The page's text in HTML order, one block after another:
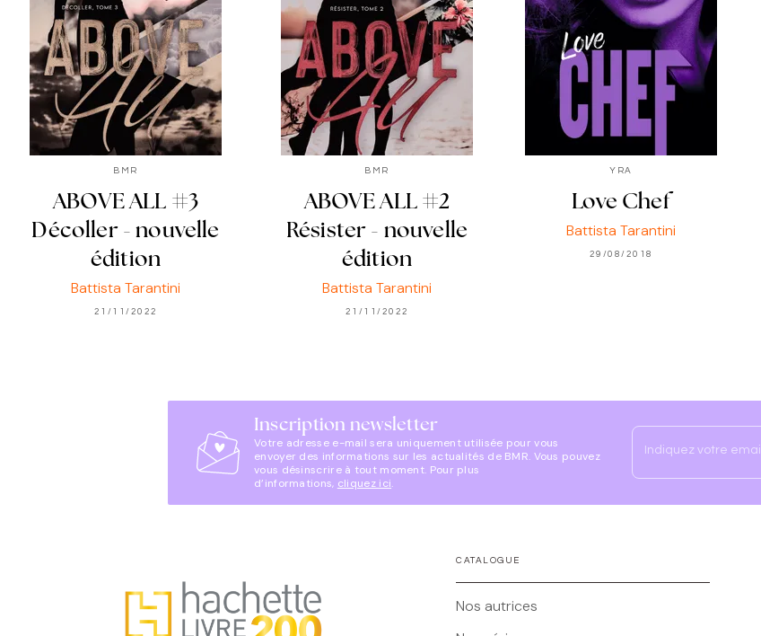
BMR
ABOVE ALL #3
Décoller - nouvelle
édition
Battista Tarantini
21/11/2022
BMR
ABOVE ALL #2
Résister - nouvelle
édition
Battista Tarantini
21/11/2022
YRA
Love Chef
Battista Tarantini
29/08/2018
Inscription newsletter
Votre adresse e-mail sera uniquement utilisée pour vous
envoyer des informations sur les actualités de BMR. Vous pouvez
vous désinscrire à tout moment. Pour plus
d’informations, cliquez ici.
Indiquez votre email
CATALOGUE
Nos autrices